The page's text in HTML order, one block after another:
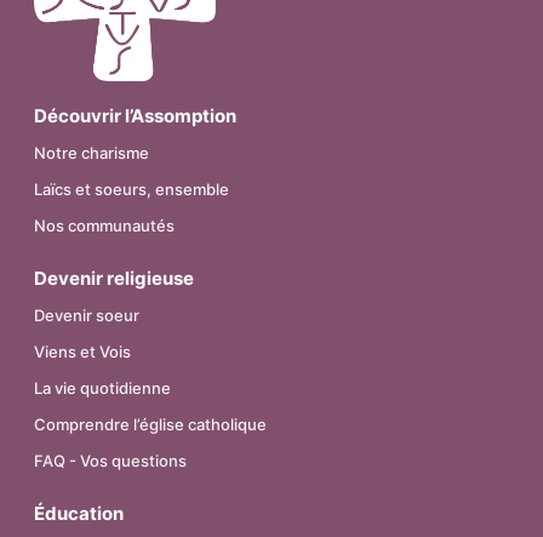
Découvrir l’Assomption
Notre charisme
Laïcs et soeurs, ensemble
Nos communautés
Devenir religieuse
Devenir soeur
Viens et Vois
La vie quotidienne
Comprendre l’église catholique
FAQ - Vos questions
Éducation